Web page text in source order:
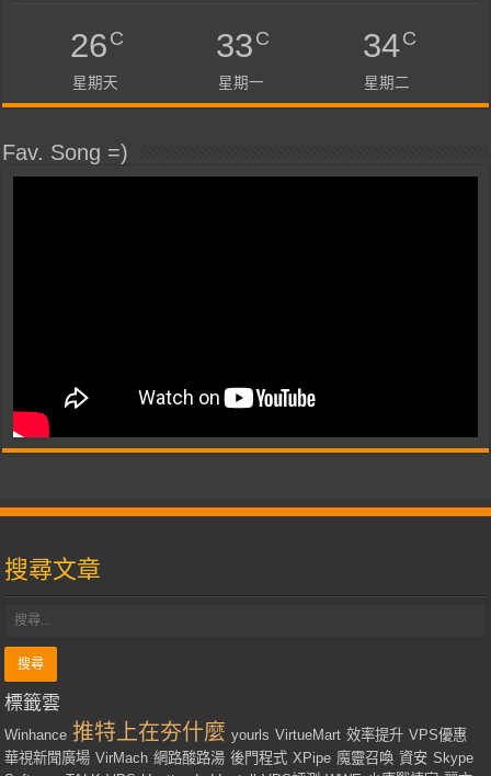
26C
星期天
33C
星期一
34C
星期二
Fav. Song =)
搜尋文章
標籤雲
Winhance 推特上在夯什麼 yourls VirtueMart 效率提升 VPS優惠
華視新聞廣場 VirMach 網路酸路湯 後門程式 XPipe 魔靈召喚 資安 Skype